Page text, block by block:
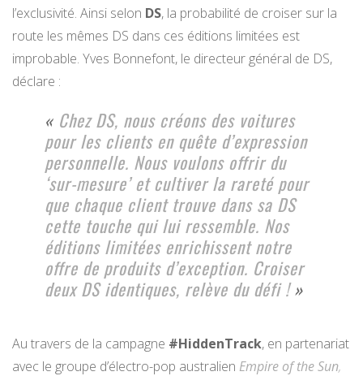
l’exclusivité. Ainsi selon DS, la probabilité de croiser sur la
route les mêmes DS dans ces éditions limitées est
improbable. Yves Bonnefont, le directeur général de DS,
déclare :
« Chez DS, nous créons des voitures
pour les clients en quête d’expression
personnelle. Nous voulons offrir du
‘sur-mesure’ et cultiver la rareté pour
que chaque client trouve dans sa DS
cette touche qui lui ressemble. Nos
éditions limitées enrichissent notre
offre de produits d’exception. Croiser
deux DS identiques, relève du défi !»
Au travers de la campagne #HiddenTrack, en partenariat
avec le groupe d’électro-pop australien Empire of the Sun,